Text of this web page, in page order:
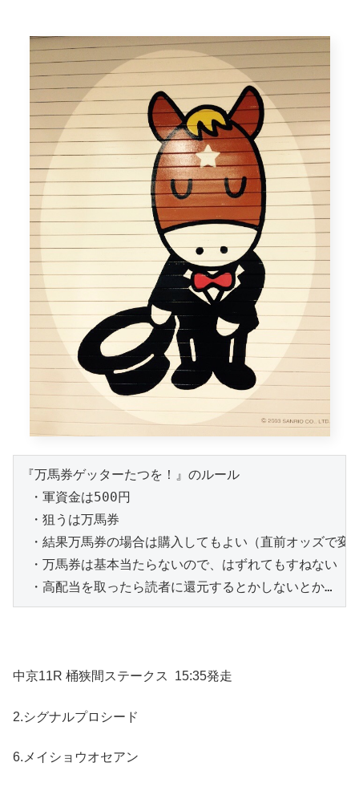
『万馬券ゲッターたつを！』のルール
・軍資金は500円
・狙うは万馬券
・結果万馬券の場合は購入してもよい（直前オッズで変
・万馬券は基本当たらないので、はずれてもすねない（
・高配当を取ったら読者に還元するとかしないとか…
中京11R 桶狭間ステークス 15:35発走
2.シグナルプロシード
6.メイショウオセアン